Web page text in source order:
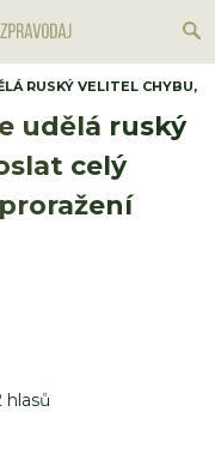
RUSKÝ VELITEL CHYBU,
udělá ruský
celý
hlasů